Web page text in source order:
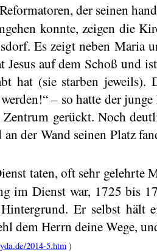
der seinen
konnte, zeigen die
. Es zeigt neben Maria
auf dem Schoß und
hat (sie starben
– so hatte der
gerückt. Noch
der Wand seinen Platz
taten, oft sehr
im Dienst war, 1725 bis
Er selbst hält
dem Herrn deine Wege,
2014-5.htm )